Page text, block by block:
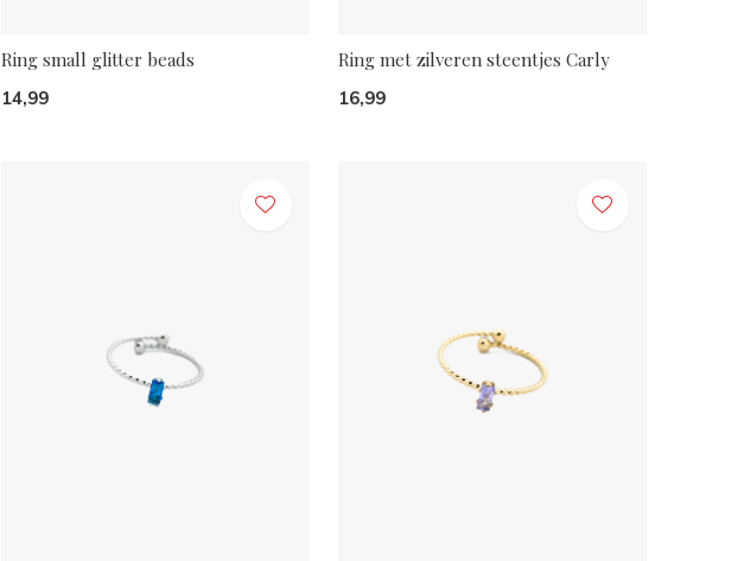
Ring small glitter beads
14,99
Ring met zilveren steentjes Carly
16,99